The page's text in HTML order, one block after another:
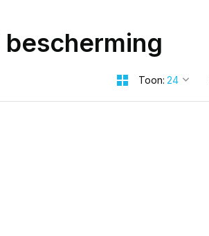
Toon: